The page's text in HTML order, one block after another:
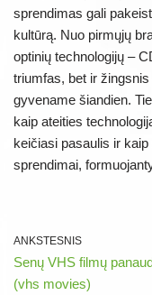
sprendimas gali
kultūrą. Nuo pirmųjų
optinių technologijų –
triumfas, bet ir
gyvename šiandien.
kaip ateities
keičiasi pasaulis ir
sprendimai,
ANKSTESNIS
Senų VHS filmų
(vhs movies)